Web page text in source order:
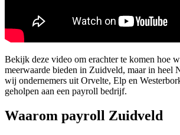
Bekijk deze video om erachter te komen hoe
meerwaarde bieden in Zuidveld, maar in heel
wij ondernemers uit Orvelte, Elp en
geholpen aan een payroll bedrijf.
Waarom payroll Zuidveld